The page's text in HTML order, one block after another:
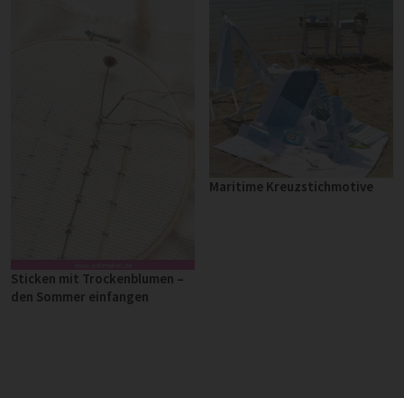
Sticken mit Trockenblumen –
den Sommer einfangen
Maritime Kreuzstichmotive